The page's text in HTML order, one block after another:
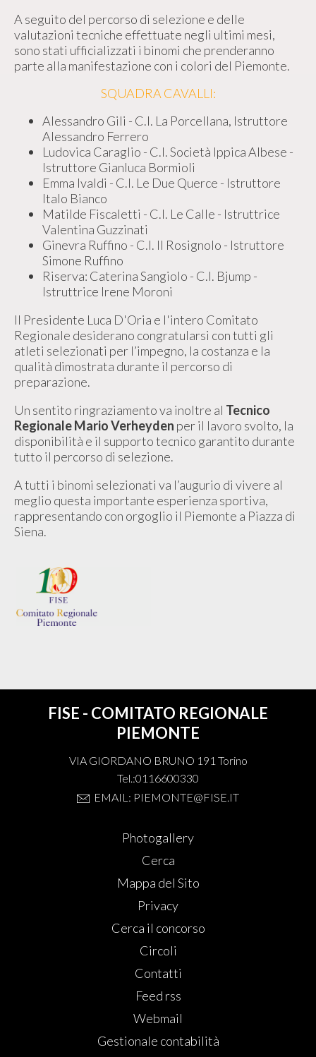
A seguito del percorso di selezione e delle
valutazioni tecniche effettuate negli ultimi mesi,
sono stati ufficializzati i binomi che prenderanno
parte alla manifestazione con i colori del Piemonte.
SQUADRA CAVALLI:
Alessandro Gili - C.I. La Porcellana, Istruttore
Alessandro Ferrero
Ludovica Caraglio - C.I. Società Ippica Albese -
Istruttore Gianluca Bormioli
Emma Ivaldi - C.I. Le Due Querce - Istruttore
Italo Bianco
Matilde Fiscaletti - C.I. Le Calle - Istruttrice
Valentina Guzzinati
Ginevra Ruffino - C.I. Il Rosignolo - Istruttore
Simone Ruffino
Riserva: Caterina Sangiolo - C.I. Bjump -
Istruttrice Irene Moroni
Il Presidente Luca D'Oria e l'intero Comitato
Regionale desiderano congratularsi con tutti gli
atleti selezionati per l’impegno, la costanza e la
qualità dimostrata durante il percorso di
preparazione.
Un sentito ringraziamento va inoltre al Tecnico
Regionale Mario Verheyden per il lavoro svolto, la
disponibilità e il supporto tecnico garantito durante
tutto il percorso di selezione.
A tutti i binomi selezionati va l’augurio di vivere al
meglio questa importante esperienza sportiva,
rappresentando con orgoglio il Piemonte a Piazza di
Siena.
FISE - COMITATO REGIONALE
PIEMONTE
VIA GIORDANO BRUNO 191 Torino
Tel.:0116600330
EMAIL: PIEMONTE@FISE.IT
Photogallery
Cerca
Mappa del Sito
Privacy
Cerca il concorso
Circoli
Contatti
Feed rss
Webmail
Gestionale contabilità